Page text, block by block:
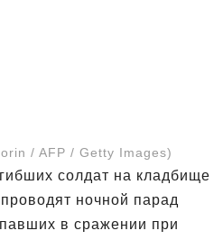
/ AFP / Getty Images)
солдат на кладбище
ночной парад
в сражении при